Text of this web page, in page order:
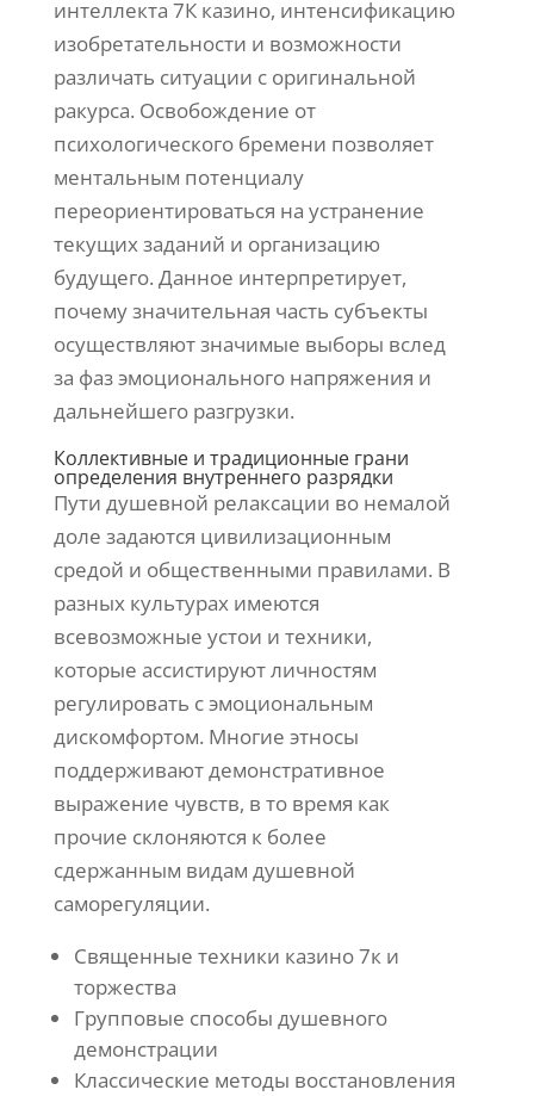
интеллекта 7К казино, интенсификацию
изобретательности и возможности
различать ситуации с оригинальной
ракурса. Освобождение от
психологического бремени позволяет
ментальным потенциалу
переориентироваться на устранение
текущих заданий и организацию
будущего. Данное интерпретирует,
почему значительная часть субъекты
осуществляют значимые выборы вслед
за фаз эмоционального напряжения и
дальнейшего разгрузки.
Коллективные и традиционные грани
определения внутреннего разрядки
Пути душевной релаксации во немалой
доле задаются цивилизационным
средой и общественными правилами. В
разных культурах имеются
всевозможные устои и техники,
которые ассистируют личностям
регулировать с эмоциональным
дискомфортом. Многие этносы
поддерживают демонстративное
выражение чувств, в то время как
прочие склоняются к более
сдержанным видам душевной
саморегуляции.
Священные техники казино 7к и
торжества
Групповые способы душевного
демонстрации
Классические методы восстановления